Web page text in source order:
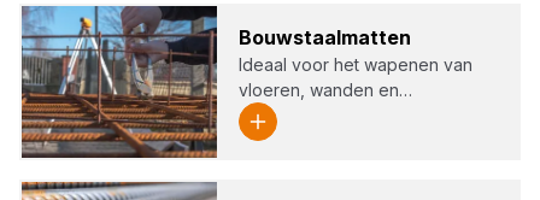
Bouw­staal­mat­ten
Ideaal voor het wapenen van
vloeren, wanden en…